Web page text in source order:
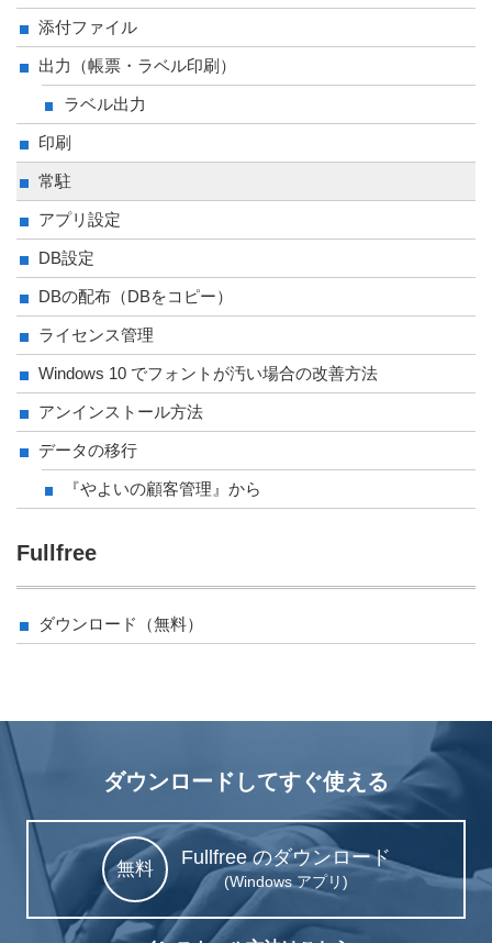
添付ファイル
出力（帳票・ラベル印刷）
ラベル出力
印刷
常駐
アプリ設定
DB設定
DBの配布（DBをコピー）
ライセンス管理
Windows 10 でフォントが汚い場合の改善方法
アンインストール方法
データの移行
『やよいの顧客管理』から
Fullfree
ダウンロード（無料）
ダウンロードしてすぐ使える
無料
Fullfree のダウンロード
(Windows アプリ)